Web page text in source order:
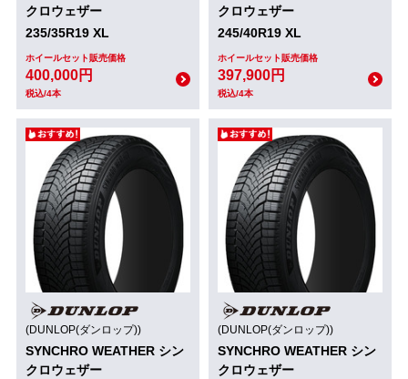
クロウェザー
235/35R19 XL
ホイールセット販売価格
400,000円
税込/4本
クロウェザー
245/40R19 XL
ホイールセット販売価格
397,900円
税込/4本
(DUNLOP(ダンロップ))
SYNCHRO WEATHER シン
クロウェザー
(DUNLOP(ダンロップ))
SYNCHRO WEATHER シン
クロウェザー